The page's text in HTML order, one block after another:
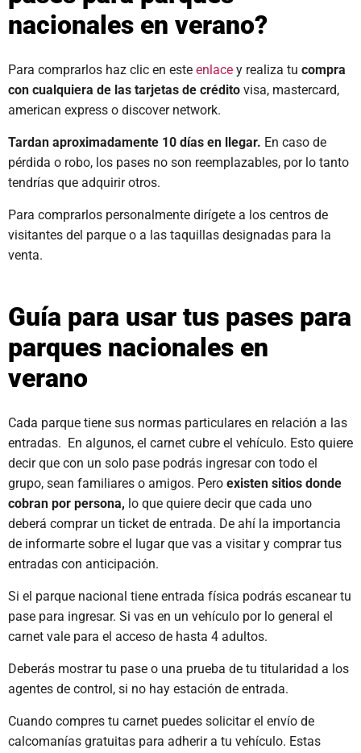
nacionales en verano?
Para comprarlos haz clic en este enlace y realiza tu compra
con cualquiera de las tarjetas de crédito visa, mastercard,
american express o discover network.
Tardan aproximadamente 10 días en llegar. En caso de
pérdida o robo, los pases no son reemplazables, por lo tanto
tendrías que adquirir otros.
Para comprarlos personalmente dirígete a los centros de
visitantes del parque o a las taquillas designadas para la
venta.
Guía para usar tus pases para
parques nacionales en
verano
Cada parque tiene sus normas particulares en relación a las
entradas. En algunos, el carnet cubre el vehículo. Esto quiere
decir que con un solo pase podrás ingresar con todo el
grupo, sean familiares o amigos. Pero existen sitios donde
cobran por persona, lo que quiere decir que cada uno
deberá comprar un ticket de entrada. De ahí la importancia
de informarte sobre el lugar que vas a visitar y comprar tus
entradas con anticipación.
Si el parque nacional tiene entrada física podrás escanear tu
pase para ingresar. Si vas en un vehículo por lo general el
carnet vale para el acceso de hasta 4 adultos.
Deberás mostrar tu pase o una prueba de tu titularidad a los
agentes de control, si no hay estación de entrada.
Cuando compres tu carnet puedes solicitar el envío de
calcomanías gratuitas para adherir a tu vehículo. Estas